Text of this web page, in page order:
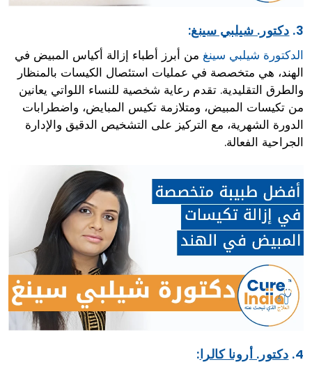
3. دكتور. شيلبي سينغ:
الدكتورة شيلبي سينغ من أبرز أطباء إزالة أكياس المبيض في
الهند، هي متخصصة في عمليات استئصال الكيسات بالمنظار
والطرق التقليدية. تقدم رعاية شخصية للنساء اللواتي يعانين
من تكيسات المبيض، ومتلازمة تكيس المبايض، واضطرابات
الدورة الشهرية، مع التركيز على التشخيص الدقيق والإدارة
الجراحية الفعالة.
4. دكتور. أرونا كالرا: